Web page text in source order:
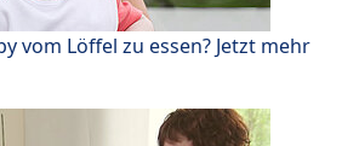
vom Löffel zu essen? Jetzt mehr